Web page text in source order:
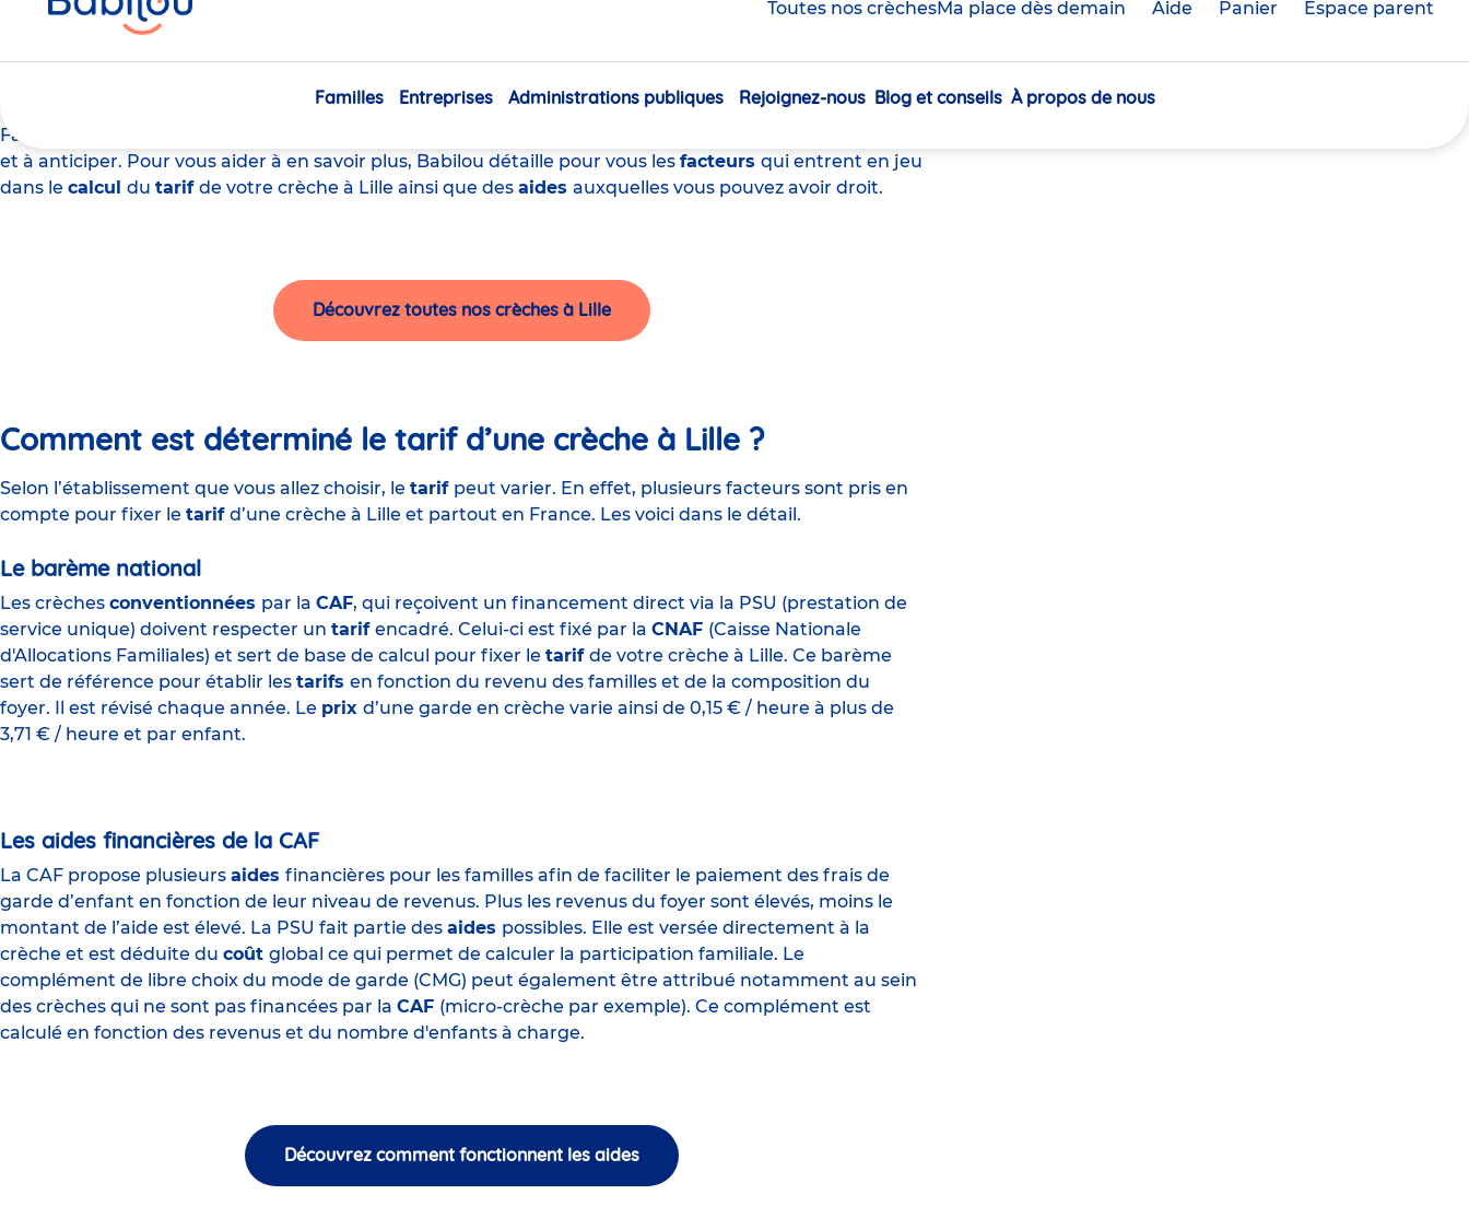
Toutes nos crèchesMa place dès demain Aide Panier crèche(s)
Espace parent
Navigation
Familles Entreprises Administrations publiques Rejoignez-nous Blog et conseils À propos de nous
Quel est le tarif d’une crèche à Lille ?
Faire garder votre enfant implique forcément un
et à anticiper. Pour vous aider à en savoir plus, Babilou détaille pour vous les facteurs qui entrent en jeu
dans le calcul du tarif de votre crèche à Lille ainsi que des aides auxquelles vous pouvez avoir droit.
Découvrez toutes nos crèches à Lille
Comment est déterminé le tarif d’une crèche à Lille ?
Selon l’établissement que vous allez choisir, le tarif peut varier. En effet, plusieurs facteurs sont pris en
compte pour fixer le tarif d’une crèche à Lille et partout en France. Les voici dans le détail.
Le barème national
Les crèches conventionnées par la CAF, qui reçoivent un financement direct via la PSU (prestation de
service unique) doivent respecter un tarif encadré. Celui-ci est fixé par la CNAF (Caisse Nationale
d'Allocations Familiales) et sert de base de calcul pour fixer le tarif de votre crèche à Lille. Ce barème
sert de référence pour établir les tarifs en fonction du revenu des familles et de la composition du
foyer. Il est révisé chaque année. Le prix d’une garde en crèche varie ainsi de 0,15 € / heure à plus de
3,71 € / heure et par enfant.
Les aides financières de la CAF
La CAF propose plusieurs aides financières pour les familles afin de faciliter le paiement des frais de
garde d’enfant en fonction de leur niveau de revenus. Plus les revenus du foyer sont élevés, moins le
montant de l’aide est élevé. La PSU fait partie des aides possibles. Elle est versée directement à la
crèche et est déduite du coût global ce qui permet de calculer la participation familiale. Le
complément de libre choix du mode de garde (CMG) peut également être attribué notamment au sein
des crèches qui ne sont pas financées par la CAF (micro-crèche par exemple). Ce complément est
calculé en fonction des revenus et du nombre d'enfants à charge.
Découvrez comment fonctionnent les aides